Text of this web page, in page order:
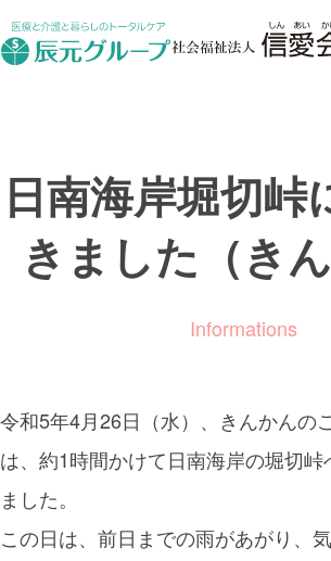
日南海岸堀切峠
きました（きん
Informations
令和5年4月26日（水）、きんかんの
は、約1時間かけて日南海岸の堀切峠
ました。
この日は、前日までの雨があがり、